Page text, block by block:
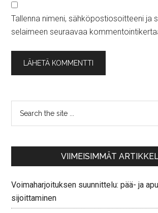
Tallenna nimeni, sähköpostiosoitteeni ja
selaimeen seuraavaa
VIIMEISIMMÄT
Voimaharjoituksen suunnittelu: pää- ja
sijoittaminen